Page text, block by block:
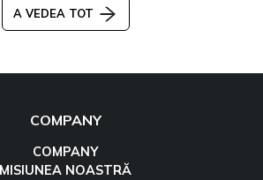
A VEDEA TOT
COMPANY
COMPANY
MISIUNEA NOASTRĂ